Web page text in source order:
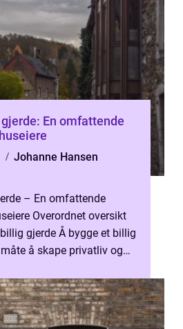
En omfattende
Johanne Hansen
– En omfattende
Overordnet oversikt
gjerde Å bygge et billig
å skape privatliv og